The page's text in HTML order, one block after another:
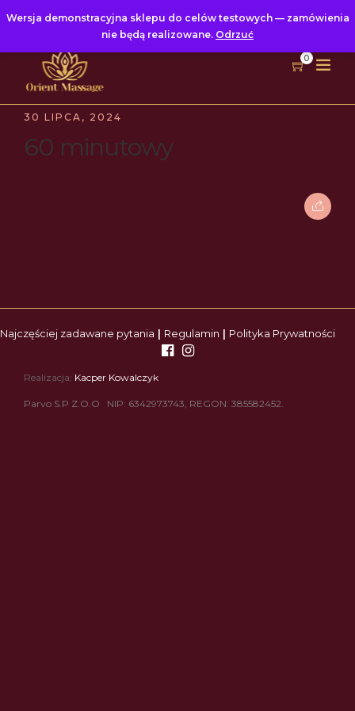
0
30 LIPCA, 2024
60 minutowy
Najczęściej zadawane pytania | Regulamin | Polityka Prywatności
Realizacja: Kacper Kowalczyk
Parvo S.P Z.O.O NIP: 6342973743, REGON: 385582452.
Wersja demonstracyjna sklepu do celów testowych — zamówienia
nie będą realizowane. Odrzuć